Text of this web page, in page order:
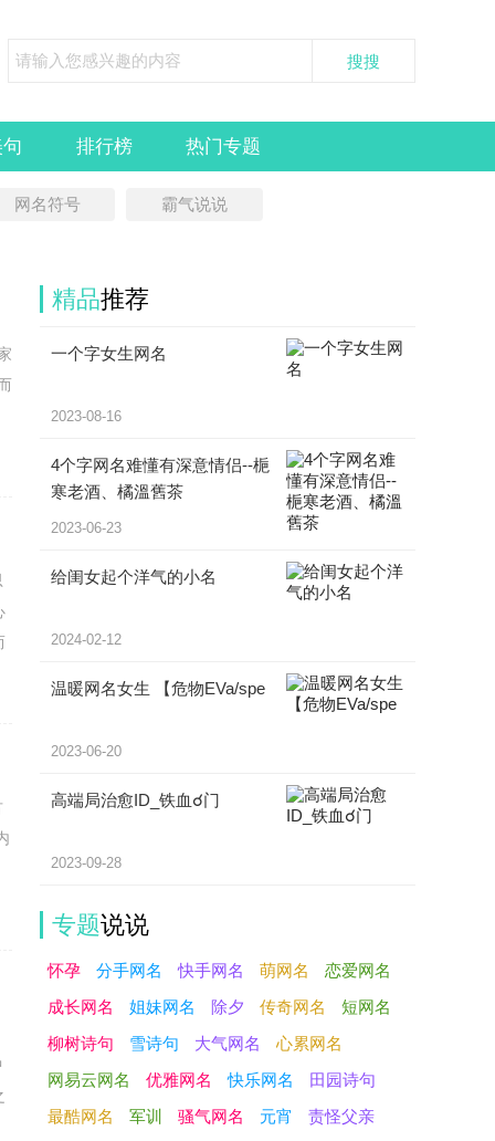
排行榜 热门专题
网名符号 霸气说说
精品推荐
一个字女生网名
2023-08-16
4个字网名难懂有深意情侣--梔
寒老酒、橘溫舊茶
2023-06-23
给闺女起个洋气的小名
2024-02-12
温暖网名女生 【危物EVa/spe
2023-06-20
高端局治愈ID_铁血☌门
2023-09-28
专题说说
怀孕 分手网名 快手网名 萌网名
恋爱网名
成长网名
姐妹网名 除夕 传奇网名
短网名
柳树诗句
雪诗句 大气网名
心累网名
网易云网名
优雅网名 快乐网名
田园诗句
最酷网名
军训 骚气网名 元宵
责怪父亲